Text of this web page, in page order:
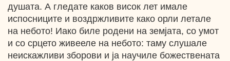
душата. А гледате каков висок лет имале
испосниците и воздржливите како орли летале
на небото! Иако биле родени на земјата, со умот
и со срцето живееле на небото: таму слушале
неискажливи зборови и ја научиле божествената